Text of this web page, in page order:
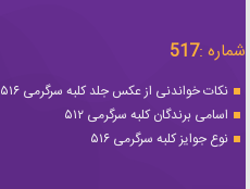
شماره :517
نکات خواندنی از عکس جلد کلبه سرگرمی ۵۱۶
اسامی برندگان کلبه سرگرمی ۵۱۲
نوع جوایز کلبه سرگرمی ۵۱۶